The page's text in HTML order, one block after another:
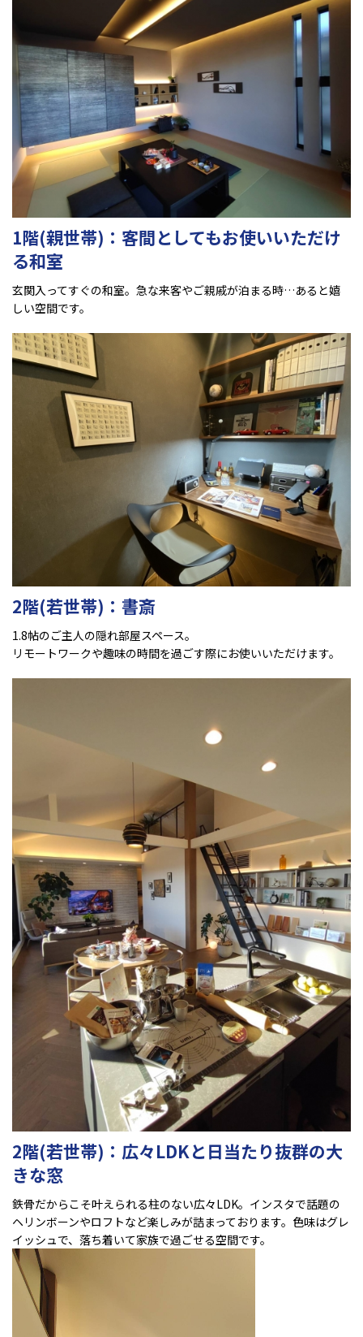
1階(親世帯)：客間としてもお使いいただけ
る和室
玄関入ってすぐの和室。急な来客やご親戚が泊まる時…あると嬉
しい空間です。
2階(若世帯)：書斎
1.8帖のご主人の隠れ部屋スペース。
リモートワークや趣味の時間を過ごす際にお使いいただけます。
2階(若世帯)：広々LDKと日当たり抜群の大
きな窓
鉄骨だからこそ叶えられる柱のない広々LDK。インスタで話題の
ヘリンボーンやロフトなど楽しみが詰まっております。色味はグレ
イッシュで、落ち着いて家族で過ごせる空間です。